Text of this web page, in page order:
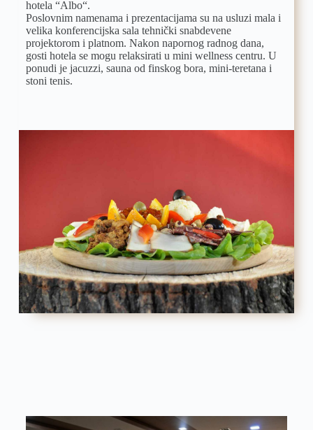
hotela “Albo“.
Poslovnim namenama i prezentacijama su na usluzi mala i
velika konferencijska sala tehnički snabdevene
projektorom i platnom. Nakon napornog radnog dana,
gosti hotela se mogu relaksirati u mini wellness centru. U
ponudi je jacuzzi, sauna od finskog bora, mini-teretana i
stoni tenis.